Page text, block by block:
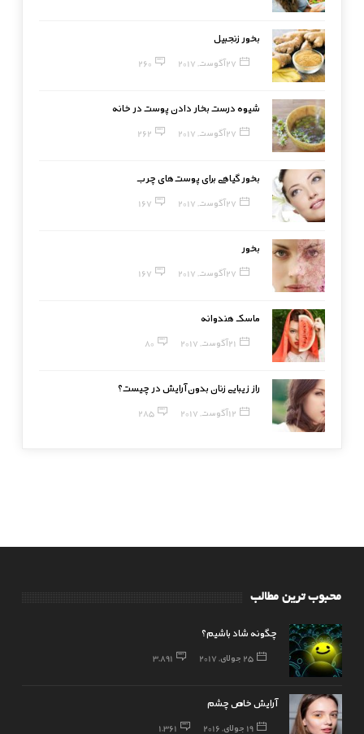
بخور زنجبیل
27 آگوست, 2017 260
شیوه درست بخار دادن پوست در خانه
27 آگوست, 2017 262
بخور گیاهی برای پوست‌های چرب
27 آگوست, 2017 167
بخور
27 آگوست, 2017 167
ماسک هندوانه
21 آگوست, 2017 80
راز زیبایی زنان بدون آرایش در چیست؟
12 آگوست, 2017 285
محبوب ترین مطالب
چگونه شاد باشیم؟
25 جولای, 2017 3,891
آرایش خاص چشم
19 جولای, 2016 1,361